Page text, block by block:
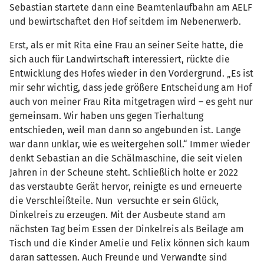
Sebastian startete dann eine Beamtenlaufbahn am AELF
und bewirtschaftet den Hof seitdem im Nebenerwerb.
Erst, als er mit Rita eine Frau an seiner Seite hatte, die
sich auch für Landwirtschaft interessiert, rückte die
Entwicklung des Hofes wieder in den Vordergrund. „Es ist
mir sehr wichtig, dass jede größere Entscheidung am Hof
auch von meiner Frau Rita mitgetragen wird – es geht nur
gemeinsam. Wir haben uns gegen Tierhaltung
entschieden, weil man dann so angebunden ist. Lange
war dann unklar, wie es weitergehen soll.“ Immer wieder
denkt Sebastian an die Schälmaschine, die seit vielen
Jahren in der Scheune steht. Schließlich holte er 2022
das verstaubte Gerät hervor, reinigte es und erneuerte
die Verschleißteile. Nun versuchte er sein Glück,
Dinkelreis zu erzeugen. Mit der Ausbeute stand am
nächsten Tag beim Essen der Dinkelreis als Beilage am
Tisch und die Kinder Amelie und Felix können sich kaum
daran sattessen. Auch Freunde und Verwandte sind